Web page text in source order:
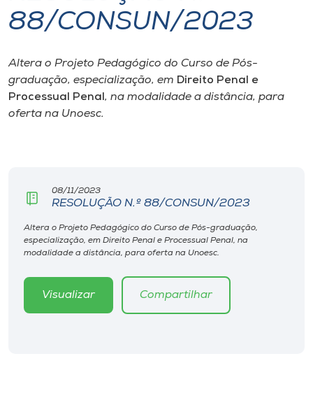
I.nova
Diplomados
Cultura
Biblioteca
Editora
Rádio
88/CONSUN/2023
Altera o Projeto Pedagógico do Curso de Pós-
graduação, especialização, em Direito Penal e
Processual Penal, na modalidade a distância, para
oferta na Unoesc.
08/11/2023
RESOLUÇÃO N.º 88/CONSUN/2023
Altera o Projeto Pedagógico do Curso de Pós-graduação,
especialização, em Direito Penal e Processual Penal, na
modalidade a distância, para oferta na Unoesc.
Visualizar Compartilhar